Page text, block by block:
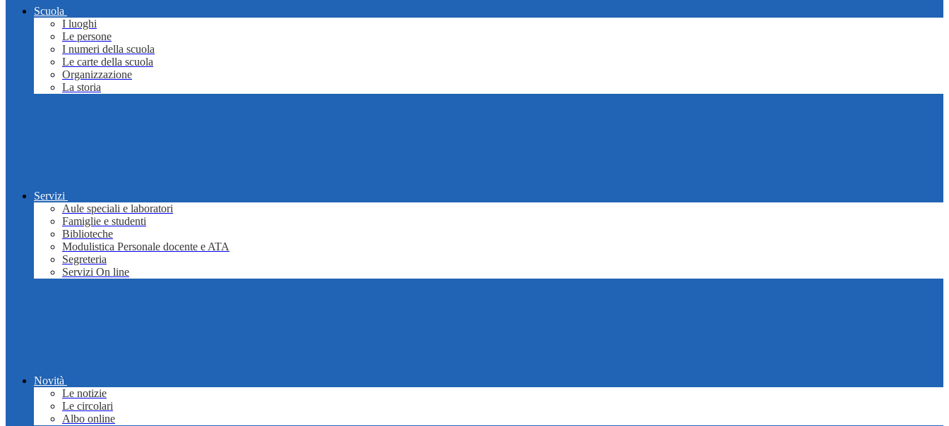
Scuola
I luoghi
Le persone
I numeri della scuola
Le carte della scuola
Organizzazione
La storia
Servizi
Aule speciali e laboratori
Famiglie e studenti
Biblioteche
Modulistica Personale docente e ATA
Segreteria
Servizi On line
Novità
Le notizie
Le circolari
Albo online